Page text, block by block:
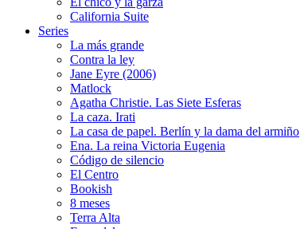
California Suite
Series
La más grande
Contra la ley
Jane Eyre (2006)
Matlock
Agatha Christie. Las Siete Esferas
La caza. Irati
La casa de papel. Berlín y la dama del armiño
Ena. La reina Victoria Eugenia
Código de silencio
El Centro
Bookish
8 meses
Terra Alta